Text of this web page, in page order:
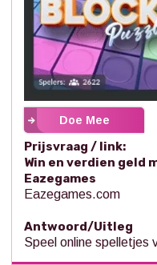
Doe Mee
Prijsvraag / link:
Win en verdien geld
Eazegames
Eazegames.com
Antwoord/Uitleg
Speel online spelletjes